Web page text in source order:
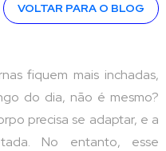
VOLTAR PARA O BLOG
fiquem mais inchadas,
do dia, não é mesmo?
precisa se adaptar, e a
No entanto, esse